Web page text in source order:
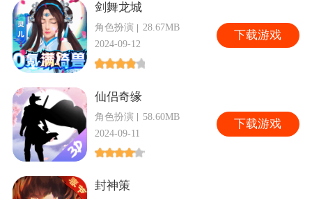
剑舞龙城
角色扮演
28.67MB
2024-09-12
下载游戏
仙侣奇缘
角色扮演
58.60MB
2024-09-11
下载游戏
封神策